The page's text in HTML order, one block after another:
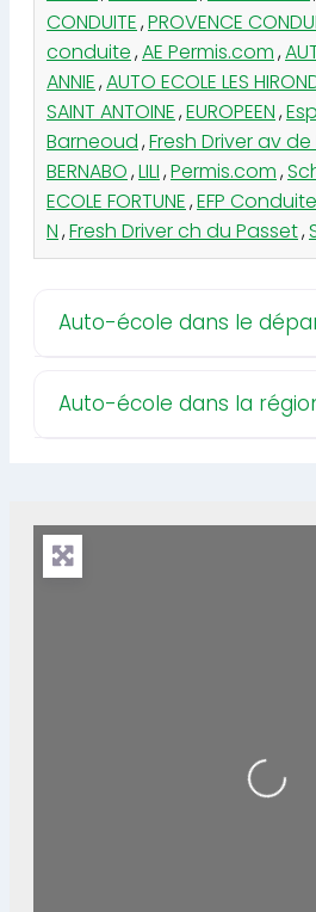
CONDUITE,PROVENCE
conduite,AE Permis.com,
ANNIE,AUTO ECOLE LES
SAINT ANTOINE,EUROPEEN,
Barneoud,Fresh Driver av de
BERNABO,LILI,Permis.com,
ECOLE FORTUNE,EFP Conduite
N,Fresh Driver ch du Passet,
Auto-école dans le
Auto-école dans la
Loading...